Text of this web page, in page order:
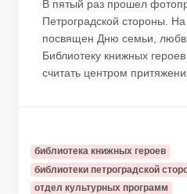
В пятый раз прошел
Петроградской стороны.
посвящен Дню семьи,
Библиотеку книжных
считать центром
библиотека книжных героев
библиотеки петроградской
отдел культурных программ